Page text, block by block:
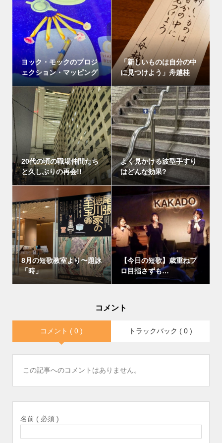
ヨック・モックのプロジ
ェクション・マッピング
「新しいものは自分の中
に見つけよう」舟越桂
20代の頃の職場仲間たち
と久しぶりの再会!!
よく見かける波型手すり
はどんな効果?
8月の短歌教室より〜題詠
「時」
【今日の短歌】歳重ねプ
ロ目指さずも…
コメント
コメント ( 0 ) トラックバック ( 0 )
この記事へのコメントはありません。
名前 ( 必須 )